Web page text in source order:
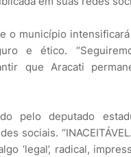
o município
e ético.
que Aracati
pelo deputado
sociais.
‘legal’, radical,